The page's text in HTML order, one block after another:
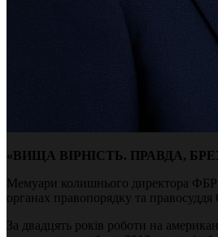
«ВИЩА ВІРНІСТЬ. ПРАВДА,
Мемуари колишнього директора ФБР
органах правопорядку та
За двадцять років роботи на